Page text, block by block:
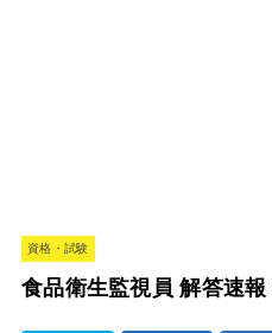
資格・試験
食品衛生監視員 解答速報